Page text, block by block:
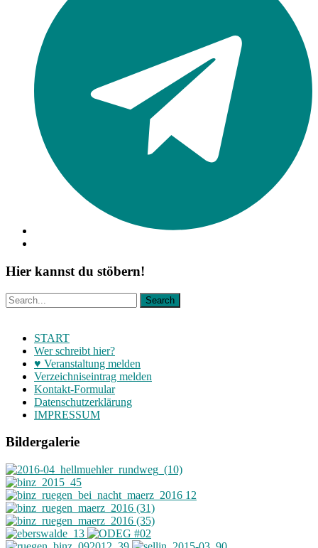
Hier kannst du stöbern!
START
Wer schreibt hier?
♥ Veranstaltung melden
Verzeichniseintrag melden
Kontakt-Formular
Datenschutzerklärung
IMPRESSUM
Bildergalerie